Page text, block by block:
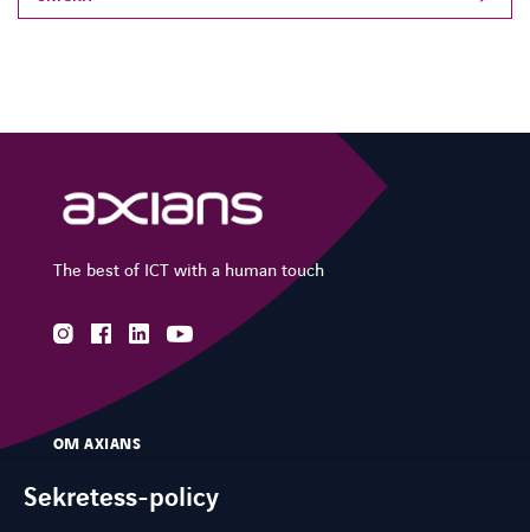
The best of ICT with a human touch
instagramfacebooklinkedinyoutube
OM AXIANS
VÅR EXPERTIS
Sekretess-policy